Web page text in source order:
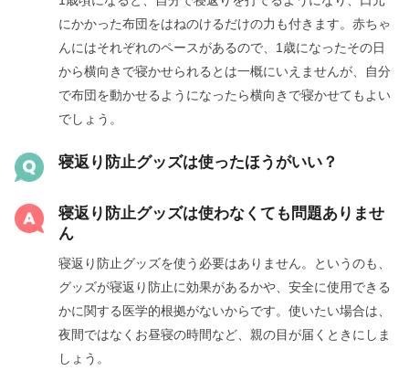
にかかった布団をはねのけるだけの力も付きます。赤ちゃ
んにはそれぞれのペースがあるので、1歳になったその日
から横向きで寝かせられるとは一概にいえませんが、自分
で布団を動かせるようになったら横向きで寝かせてもよい
でしょう。
寝返り防止グッズは使ったほうがいい？
寝返り防止グッズは使わなくても問題ありませ
ん
寝返り防止グッズを使う必要はありません。というのも、
グッズが寝返り防止に効果があるかや、安全に使用できる
かに関する医学的根拠がないからです。 使いたい場合は、
夜間ではなくお昼寝の時間など、親の目が届くときにしま
しょう。